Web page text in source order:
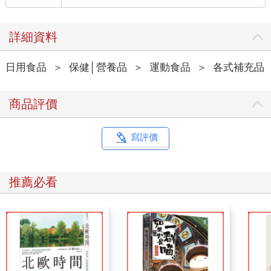
詳細資料
日用食品 ＞ 保健│營養品 ＞ 運動食品 ＞ 各式補充品
商品評價
寫評價
推薦必看